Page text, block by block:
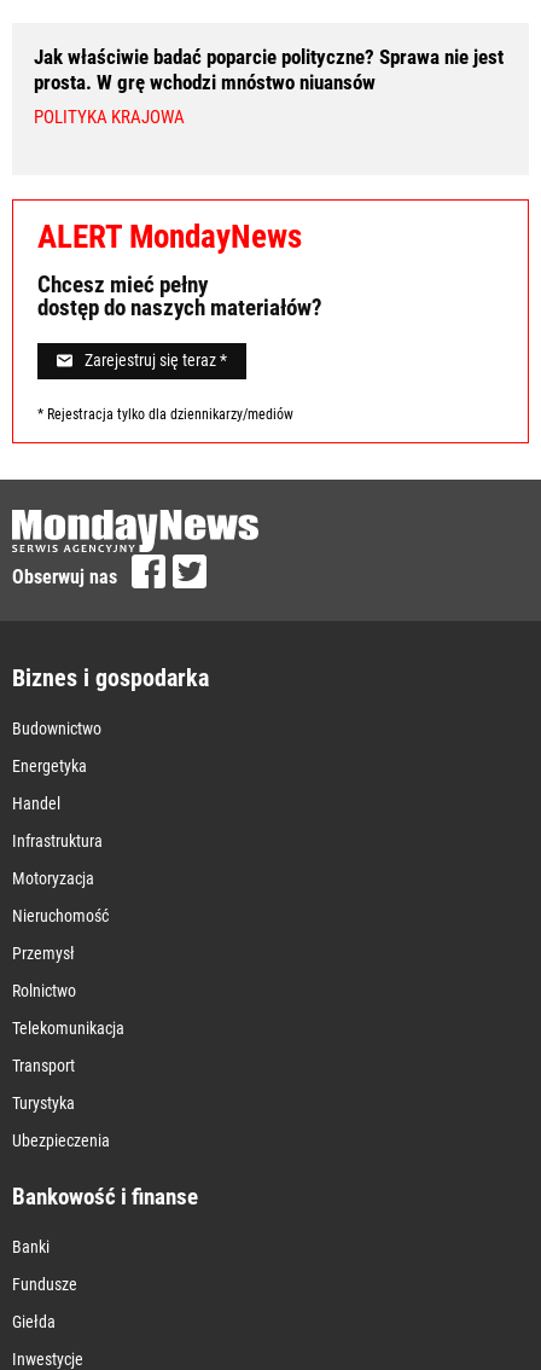
Jak właściwie badać poparcie polityczne? Sprawa nie jest
prosta. W grę wchodzi mnóstwo niuansów
POLITYKA KRAJOWA
ALERT MondayNews
Chcesz mieć pełny
dostęp do naszych materiałów?
Zarejestruj się teraz *
* Rejestracja tylko dla dziennikarzy/mediów
Obserwuj nas
Biznes i gospodarka
Budownictwo
Energetyka
Handel
Infrastruktura
Motoryzacja
Nieruchomość
Przemysł
Rolnictwo
Telekomunikacja
Transport
Turystyka
Ubezpieczenia
Bankowość i finanse
Banki
Fundusze
Giełda
Inwestycje